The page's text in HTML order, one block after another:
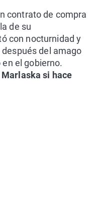
contrato de compra
de su
con nocturnidad y
del amago
el gobierno.
si hace